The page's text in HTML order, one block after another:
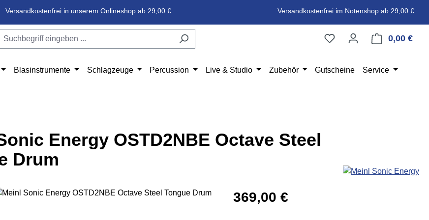
Versandkostenfrei in unserem Onlineshop ab 29,00 € Versandkostenfrei im Notenshop ab 29,00 €
0,00 €
Blasinstrumente Schlagzeuge Percussion Live & Studio Zubehör Gutscheine Service
Energy OSTD2NBE Octave Steel
Drum
Regulärer Preis:
369,00 €